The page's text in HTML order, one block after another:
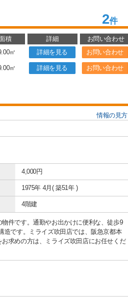
2件
積 詳細
お問い合わせ
㎡ 詳細を見る お問い合わせ
㎡ 詳細を見る お問い合わせ
情報の見方
4,000円
1975年 4月( 築51年 )
4階建
件です。通勤やお出かけに便利な、徒歩9
造です。ミライズ吹田店では、阪急京都本
求めの方は、ミライズ吹田店にお任せくだ